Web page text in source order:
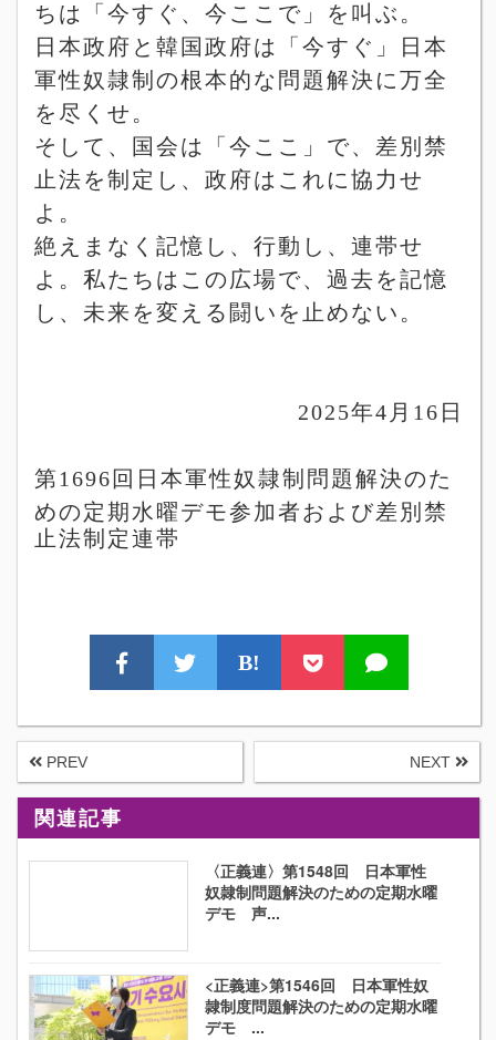
ちは「今すぐ、今ここで」を叫ぶ。
日本政府と韓国政府は「今すぐ」日本
軍性奴隷制の根本的な問題解決に万全
を尽くせ。
そして、国会は「今ここ」で、差別禁
止法を制定し、政府はこれに協力せ
よ。
絶えまなく記憶し、行動し、連帯せ
よ。私たちはこの広場で、過去を記憶
し、未来を変える闘いを止めない。
2025年4 月 16 日
第1696 回日本軍性奴隷制問題解決のた
めの定期水曜デモ参加者および差別禁
止法制定連帯
B!
PREV NEXT
関連記事
〈正義連〉第1548回 日本軍性
奴隷制問題解決のための定期水曜
デモ 声...
<正義連>第1546回 日本軍性奴
隷制度問題解決のための定期水曜
デモ ...